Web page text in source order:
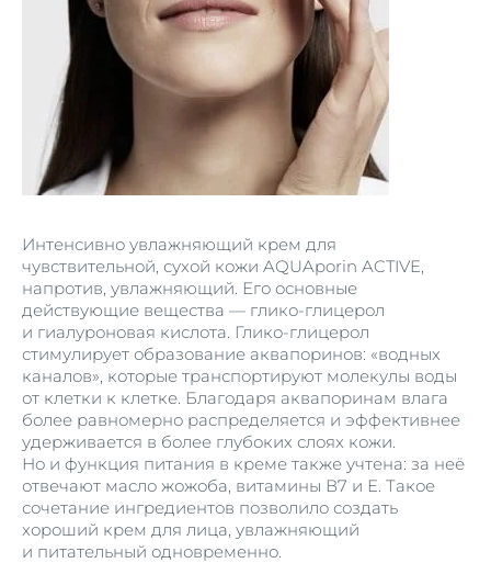
Интенсивно увлажняющий крем для
чувствительной, сухой кожи AQUAporin ACTIVE,
напротив, увлажняющий. Его основные
действующие вещества — глико-глицерол
и гиалуроновая кислота. Глико-глицерол
стимулирует образование аквапоринов: «водных
каналов», которые транспортируют молекулы воды
от клетки к клетке. Благодаря аквапоринам влага
более равномерно распределяется и эффективнее
удерживается в более глубоких слоях кожи.
Но и функция питания в креме также учтена: за неё
отвечают масло жожоба, витамины В7 и Е. Такое
сочетание ингредиентов позволило создать
хороший крем для лица, увлажняющий
и питательный одновременно.